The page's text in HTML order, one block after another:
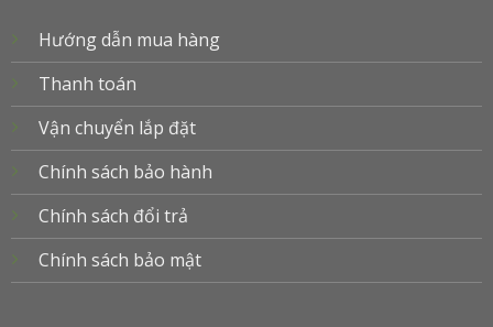
Hướng dẫn mua hàng
Thanh toán
Vận chuyển lắp đặt
Chính sách bảo hành
Chính sách đổi trả
Chính sách bảo mật